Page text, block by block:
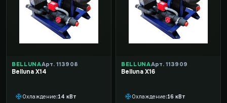
BELLUNAАрт. 113908
Belluna X14
Охлаждение 14 кВт
BELLUNAАрт. 113909
Belluna X16
Охлаждение 16 кВт